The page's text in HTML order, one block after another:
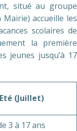
situé au groupe
accueille les
scolaires de
la première
jeunes jusqu’à 17
Eté (Juillet)
3 à 17 ans